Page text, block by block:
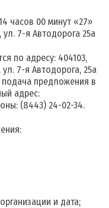
часов 00 минут «27»
7-я Автодорога 25а
по адресу: 404103,
7-я Автодорога, 25а
предложения в
адрес:
(8443) 24-02-34.
и дата;